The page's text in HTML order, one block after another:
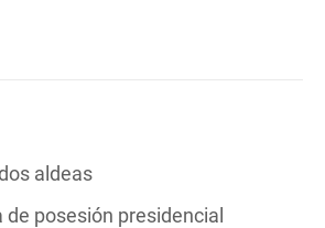
aldeas
posesión presidencial